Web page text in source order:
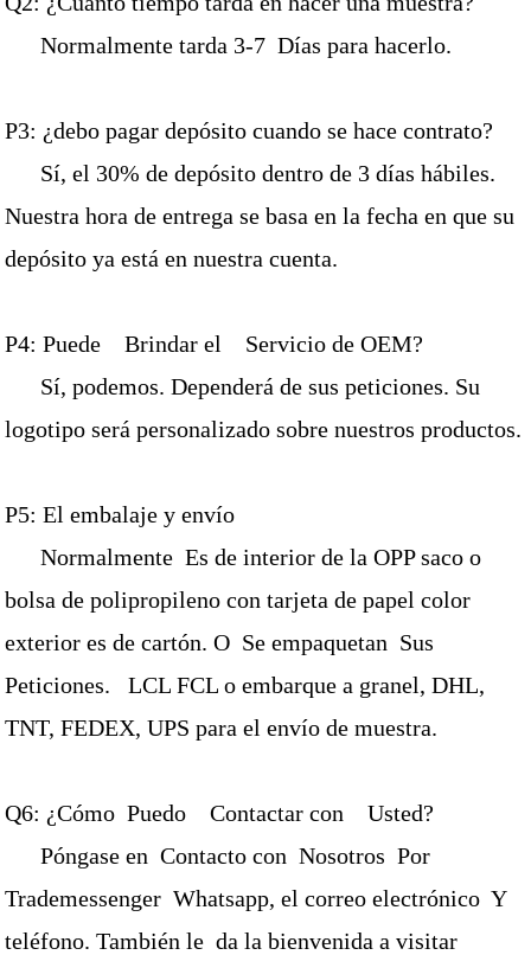
Normalmente tarda 3-7 Días para hacerlo.
P3: ¿debo pagar depósito cuando se hace contrato?
Sí, el 30% de depósito dentro de 3 días hábiles.
Nuestra hora de entrega se basa en la fecha en que su
depósito ya está en nuestra cuenta.
P4: Puede Brindar el Servicio de OEM?
Sí, podemos. Dependerá de sus peticiones. Su
logotipo será personalizado sobre nuestros productos.
P5: El embalaje y envío
Normalmente Es de interior de la OPP saco o
bolsa de polipropileno con tarjeta de papel color
exterior es de cartón. O Se empaquetan Sus
Peticiones. LCL FCL o embarque a granel, DHL,
TNT, FEDEX, UPS para el envío de muestra.
Q6: ¿Cómo Puedo Contactar con Usted?
Póngase en Contacto con Nosotros Por
Trademessenger Whatsapp, el correo electrónico Y
teléfono. También le da la bienvenida a visitar